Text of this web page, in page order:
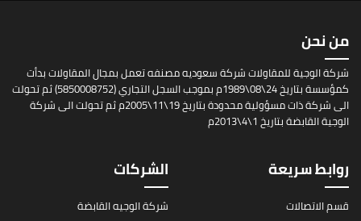
من نحن
شركة الوجية للمقاولات شركة سعوديه مصنفه تعمل بمجال المقاولات بدأت
كمؤسسة بتاريخ 24\08\1989م بموجب السجل التجاري (5850008752) ثم تحولت
الى شركة ذات مسؤولية محدودة بتاريخ 19\11\2005م ثم تحولت الى شركة
الوجية القابضة بتاريخ 1\4\2013م
روابط سريعة
قسم الاتصالات
الشركات
شركة الوجيه القابضة